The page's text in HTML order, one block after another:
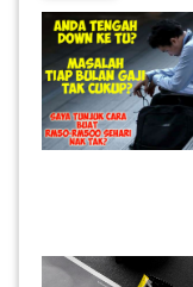
PEMBORONG(2)
PRODUK